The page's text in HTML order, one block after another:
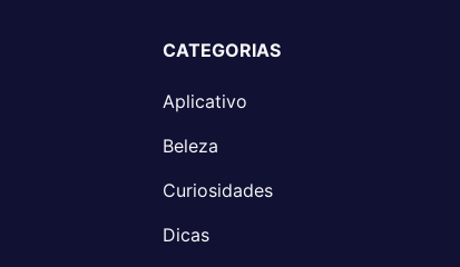
CATEGORIAS
Aplicativo
Beleza
Curiosidades
Dicas